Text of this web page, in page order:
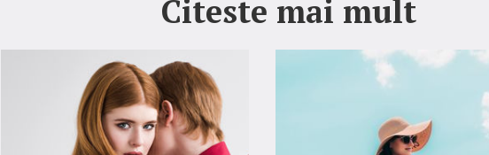
Citeste mai mult